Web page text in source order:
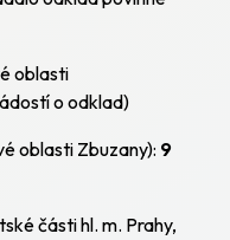
oblasti
o odklad)
oblasti Zbuzany): 9
části hl. m. Prahy,